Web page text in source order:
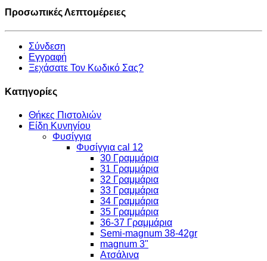
Προσωπικές Λεπτομέρειες
Σύνδεση
Εγγραφή
Ξεχάσατε Τον Κωδικό Σας?
Κατηγορίες
Θήκες Πιστολιών
Είδη Κυνηγίου
Φυσίγγια
Φυσίγγια cal 12
30 Γραμμάρια
31 Γραμμάρια
32 Γραμμάρια
33 Γραμμάρια
34 Γραμμάρια
35 Γραμμάρια
36-37 Γραμμάρια
Semi-magnum 38-42gr
magnum 3"
Ατσάλινα